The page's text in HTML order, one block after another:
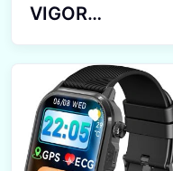
VIGOR
GPS Positioning
SOS Emergency
Health
Monitoring
Smartwatch